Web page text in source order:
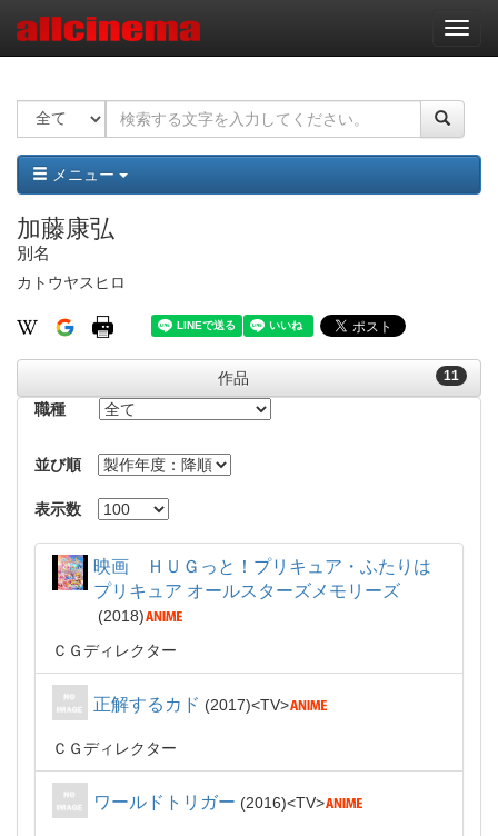
ナ
ビ
ー
ョ
ン
メニュー
加藤康弘
別名
カトウヤスヒロ
11
作品
職種
並び順
表示数
映画 ＨＵＧっと！プリキュア・ふたりは
プリキュア オールスターズメモリーズ
2018
ＣＧディレクター
正解するカド 2017 TV
ＣＧディレクター
ワールドトリガー 2016 TV